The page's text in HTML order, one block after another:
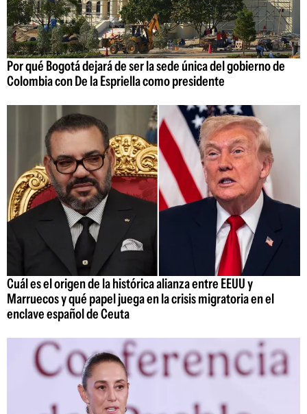
Por qué Bogotá dejará de ser la sede única del gobierno de
Colombia con De la Espriella como presidente
Cuál es el origen de la histórica alianza entre EEUU y
Marruecos y qué papel juega en la crisis migratoria en el
enclave español de Ceuta